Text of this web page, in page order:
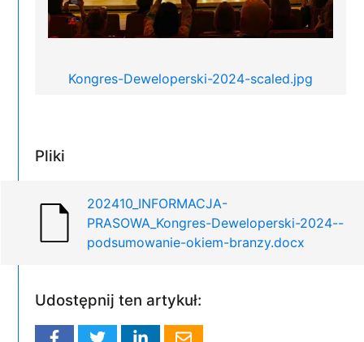
Kongres-Deweloperski-2024-scaled.jpg
Pliki
202410_INFORMACJA-
PRASOWA_Kongres-Deweloperski-2024--
podsumowanie-okiem-branzy.docx
Udostępnij ten artykuł: